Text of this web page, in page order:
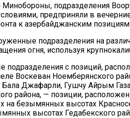
Минобороны, подразделения
предприняли в
к азербайджанским
подразделения на
огня, используя
подразделения с позиций,
Воскеван Ноемберянского
Джафарли, Гушчу Айрым
района, — позиции,
на безымянных высотах
высотах Гедабекского